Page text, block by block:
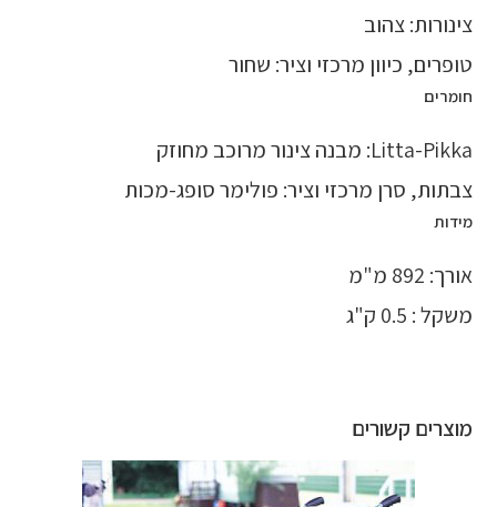
צינורות: צהוב
טופרים, כיוון מרכזי וציר: שחור
חומרים
Litta-Pikka: מבנה צינור מרוכב מחוזק
צבתות, סרן מרכזי וציר: פולימר סופג-מכות
מידות
אורך: 892 מ"מ
משקל : 0.5 ק"ג
מוצרים קשורים